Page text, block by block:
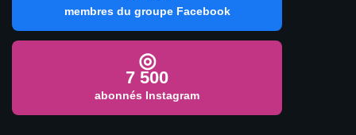
membres du groupe Facebook
◎
7 500
abonnés Instagram